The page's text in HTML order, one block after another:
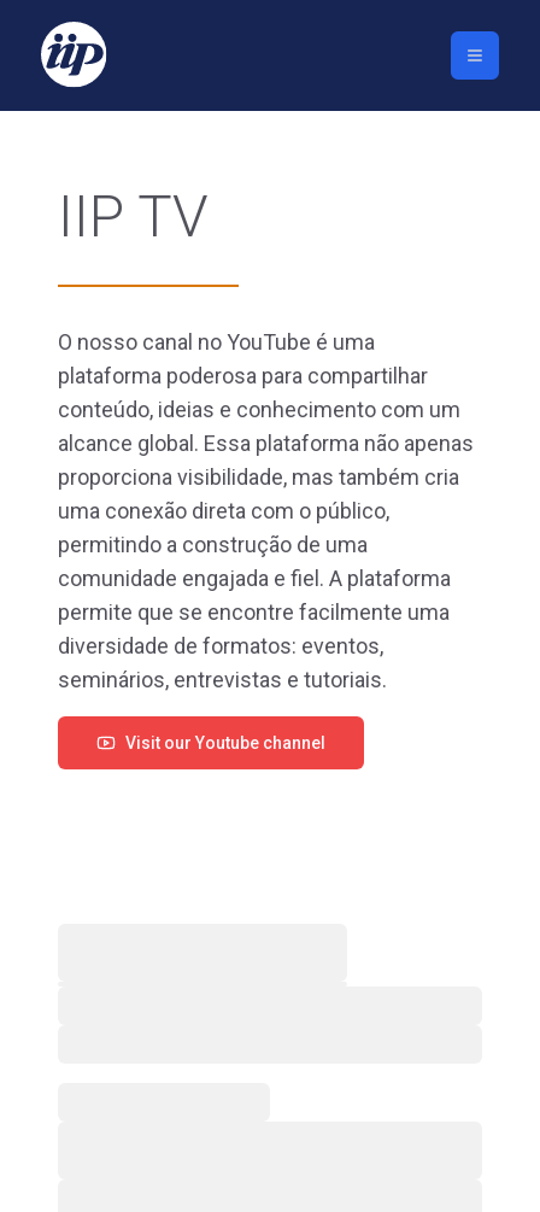
IIP TV
O nosso canal no YouTube é uma
plataforma poderosa para compartilhar
conteúdo, ideias e conhecimento com um
alcance global. Essa plataforma não apenas
proporciona visibilidade, mas também cria
uma conexão direta com o público,
permitindo a construção de uma
comunidade engajada e fiel. A plataforma
permite que se encontre facilmente uma
diversidade de formatos: eventos,
seminários, entrevistas e tutoriais.
Visit our Youtube channel